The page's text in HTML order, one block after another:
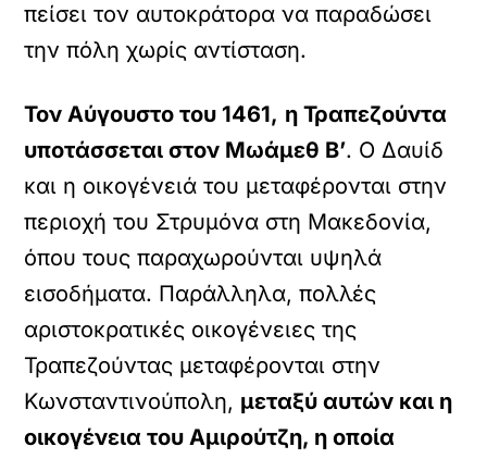
πείσει τον αυτοκράτορα να παραδώσει
την πόλη χωρίς αντίσταση.
Τον Αύγουστο του 1461, η Τραπεζούντα
υποτάσσεται στον Μωάμεθ Β’. Ο Δαυίδ
και η οικογένειά του μεταφέρονται στην
περιοχή του Στρυμόνα στη Μακεδονία,
όπου τους παραχωρούνται υψηλά
εισοδήματα. Παράλληλα, πολλές
αριστοκρατικές οικογένειες της
Τραπεζούντας μεταφέρονται στην
Κωνσταντινούπολη, μεταξύ αυτών και η
οικογένεια του Αμιρούτζη, η οποία